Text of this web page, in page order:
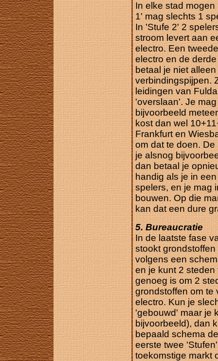
In elke stad
1' mag slechts 1
In 'Stufe 2' 2
stroom levert aan
electro. Een
electro en de
betaal je niet
verbindingspijpen.
leidingen van
'overslaan'. Je
bijvoorbeeld
kost dan wel
Frankfurt en
om dat te doen.
je alsnog
dan betaal je
handig als je in
spelers, en je mag
bouwen. Op die
kan dat een dure
5. Bureaucratie
In de laatste fase
stookt
volgens een
en je kunt 2
genoeg is om 2
grondstoffen om te
electro. Kun je
'gebouwd' maar je
bijvoorbeeld), dan
bepaald schema
eerste twee
toekomstige markt